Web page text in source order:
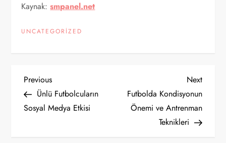
Kaynak:smpanel.net
UNCATEGORIZED
Y
a
Previous
Post
Previous
Ünlü Futbolcuların
Sosyal Medya Etkisi
Next
Post
Next
Futbolda Kondisyonun
Önemi ve Antrenman
Teknikleri